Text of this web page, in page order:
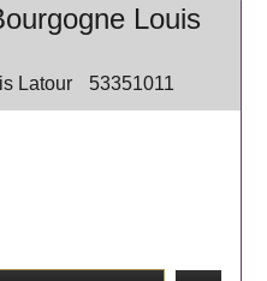
Louis
Latour 53351011